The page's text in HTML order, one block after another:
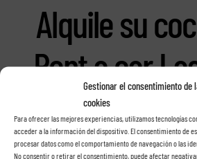
Gestionar el consentimiento de
cookies
Para ofrecer las mejores experiencias, utilizamos tecnologías
acceder a la información del dispositivo. El consentimiento de
procesar datos como el comportamiento de navegación o las
No consentir o retirar el consentimiento, puede afectar
Alquile su
Rent a car
en